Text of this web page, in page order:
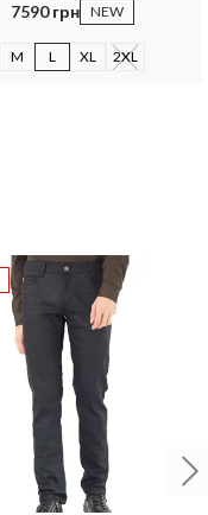
7590 грн NEW
M L XL 2XL